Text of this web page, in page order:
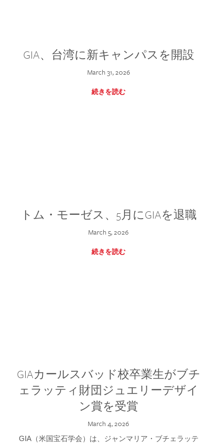
GIA、台湾に新キャンパスを開設
March 31, 2026
続きを読む
トム・モーゼス、5月にGIAを退職
March 5, 2026
続きを読む
GIAカールスバッド校卒業生がブチ
ェラッティ財団ジュエリーデザイ
ン賞を受賞
March 4, 2026
GIA（米国宝石学会）は、ジャンマリア・ブチェラッテ